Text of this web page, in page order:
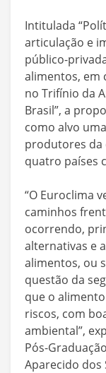
Intitulada
articulação e
público-
alimentos, em
no Trifínio da
Brasil”, a
como alvo
produtores da
quatro países
“O Euroclima
caminhos
ocorrendo,
alternativas e
alimentos, ou
questão da
que o
riscos, com
ambiental”,
Pós-
Aparecido dos